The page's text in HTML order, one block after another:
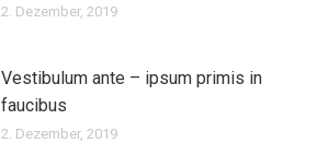
2. Dezember, 2019
Vestibulum ante – ipsum primis in
faucibus
2. Dezember, 2019